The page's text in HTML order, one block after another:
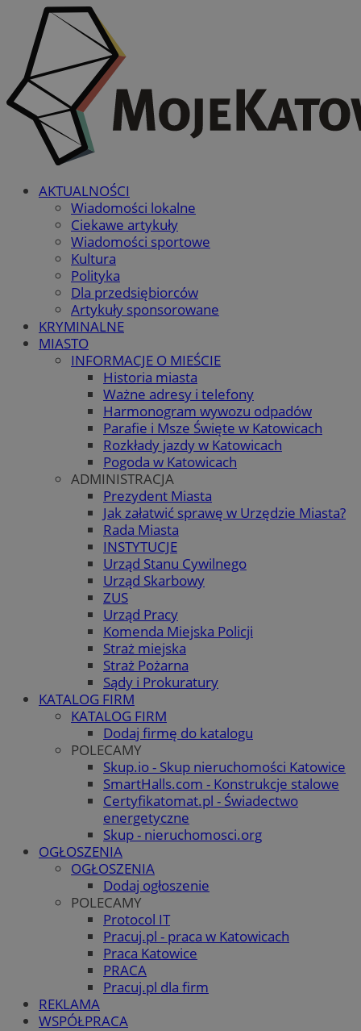
AKTUALNOŚCI
Wiadomości lokalne
Ciekawe artykuły
Wiadomości sportowe
Kultura
Polityka
Dla przedsiębiorców
Artykuły sponsorowane
KRYMINALNE
MIASTO
INFORMACJE O MIEŚCIE
Historia miasta
Ważne adresy i telefony
Harmonogram wywozu odpadów
Parafie i Msze Święte w Katowicach
Rozkłady jazdy w Katowicach
Pogoda w Katowicach
ADMINISTRACJA
Prezydent Miasta
Jak załatwić sprawę w Urzędzie Miasta?
Rada Miasta
INSTYTUCJE
Urząd Stanu Cywilnego
Urząd Skarbowy
ZUS
Urząd Pracy
Komenda Miejska Policji
Straż miejska
Straż Pożarna
Sądy i Prokuratury
KATALOG FIRM
KATALOG FIRM
Dodaj firmę do katalogu
POLECAMY
Skup.io - Skup nieruchomości Katowice
SmartHalls.com - Konstrukcje stalowe
Certyfikatomat.pl - Świadectwo
energetyczne
Skup - nieruchomosci.org
OGŁOSZENIA
OGŁOSZENIA
Dodaj ogłoszenie
POLECAMY
Protocol IT
Pracuj.pl - praca w Katowicach
Praca Katowice
PRACA
Pracuj.pl dla firm
REKLAMA
WSPÓŁPRACA